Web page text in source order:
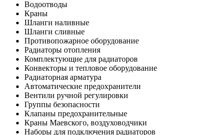
Водоотводы
Краны
Шланги наливные
Шланги сливные
Противопожарное оборудование
Радиаторы отопления
Комплектующие для радиаторов
Конвекторы и тепловое оборудование
Радиаторная арматура
Автоматические предохранители
Вентили ручной регулировки
Группы безопасности
Клапаны предохранительные
Краны Маевского, воздуховодчики
Наборы для подключения радиаторов